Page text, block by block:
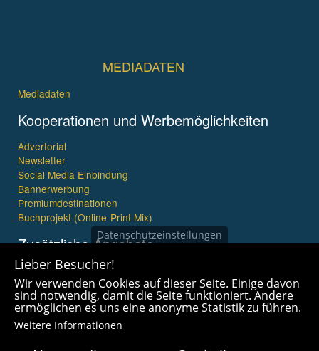
MEDIADATEN
Mediadaten
Kooperationen und Werbemöglichkeiten
Advertorial
Newsletter
Social Media Einbindung
Bannerwerbung
Premiumdestinationen
Buchprojekt (Online-Print Mix)
Zusätzliche Angebote
Imagefilme und mehr
360° x 360° Fotografie
Datenschutzeinstellungen
Lieber Besucher!
Wir verwenden Cookies auf dieser Seite. Einige davon
sind notwendig, damit die Seite funktioniert. Andere
ermöglichen es uns eine anonyme Statistik zu führen.
Weitere Informationen